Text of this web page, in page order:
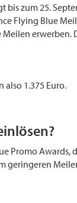
zum 25.
Flying Blue
erwerben.
also 1.375 Euro.
Promo Awards,
geringeren